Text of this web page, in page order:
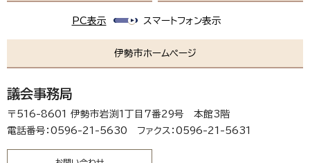
PC表示 スマートフォン表示
伊勢市ホームページ
議会事務局
〒516-8601 伊勢市岩渕1丁目7番29号 本館3階
電話番号：0596-21-5630 ファクス：0596-21-5631